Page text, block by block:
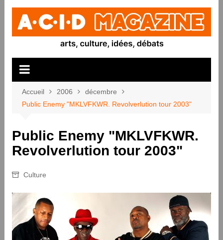
Aller
contenu
Accueil 2006
décembre
Public Enemy "MKLVFKWR. Revolverlution tour 2003"
Public Enemy "MKLVFKWR.
Revolverlution tour 2003"
Culture